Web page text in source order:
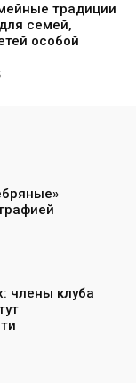
традиции
семей,
особой
члены клуба